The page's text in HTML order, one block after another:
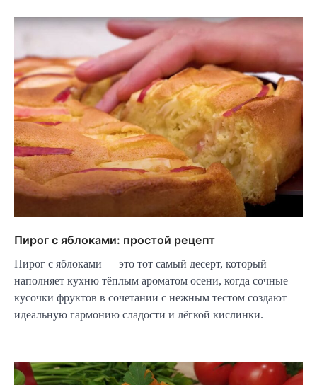
Пирог с яблоками: простой рецепт
Пирог с яблоками — это тот самый десерт, который
наполняет кухню тёплым ароматом осени, когда сочные
кусочки фруктов в сочетании с нежным тестом создают
идеальную гармонию сладости и лёгкой кислинки.